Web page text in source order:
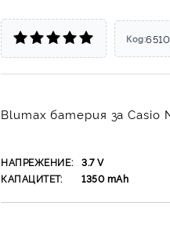
Код:
Blumax батерия за Casio
НАПРЕЖЕНИЕ: 3.7V
КАПАЦИТЕТ:
1350mAh